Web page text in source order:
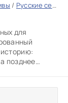
/ Русские сериалы
для
позднее